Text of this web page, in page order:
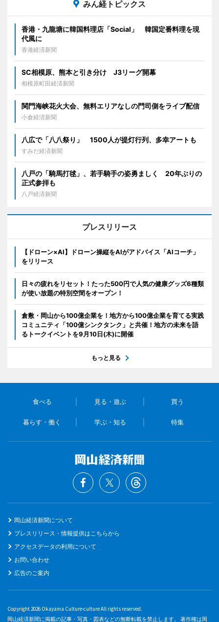
みん経トピックス
香港・九龍塘に韓国料理店「Social」 韓国定番料理を現
代風に
香港経済新聞
SC相模原、熊本と引き分け J3リーグ開幕
相模原町田経済新聞
関門海峡花火大会、無料エリアなしの門司側をライブ配信
小倉経済新聞
八広で「八八祭り」 1500人が提灯行列、多幸アートも
すみだ経済新聞
八戸の「騎馬打毬」、若手騎手の姿勇ましく 20年ぶりの
正式参拝も
八戸経済新聞
プレスリリース
【ドローン×AI】ドローン操縦をAIがアドバイス「AIコーチ」
をリリース
日々の疲れをリセット！たった500円で人気の健康グッズ6種類
が使い放題の特別空間をオープン！
倉敷・岡山から100億企業を！地方から100億企業を育てる実践
コミュニティ「100億シンクタンク」と共催！地方の未来を語
るトークイベントを9月10日(木)に開催
もっと見る
食べる 見る・遊ぶ 買う
暮らす・働く 学ぶ・知る 特集
岡山経済新聞について
プレスリリース・情報提供はこちらから
アクセスデータの利用について
お問い合わせ
広告のご案内
Copyright 2026 Okayama Culture-culture All rights reserved.
岡山経済新聞に掲載の記事・写真・図表などの無断転載を禁止します。 著作権は岡